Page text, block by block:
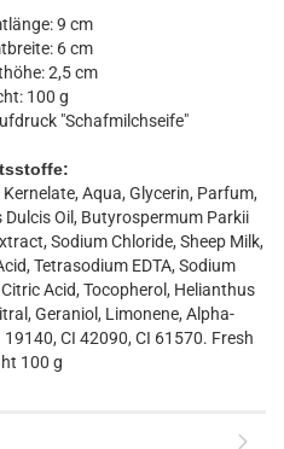
9 cm
6 cm
2,5 cm
100 g
"Schafmilchseife"
Aqua, Glycerin, Parfum,
Oil, Butyrospermum Parkii
Sodium Chloride, Sheep Milk,
Tetrasodium EDTA, Sodium
Acid, Tocopherol, Helianthus
Geraniol, Limonene, Alpha-
CI 42090, CI 61570. Fresh
100 g